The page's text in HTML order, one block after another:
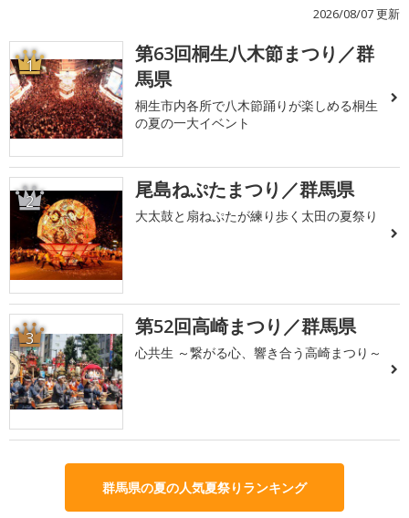
2026/08/07 更新
1
第63回桐生八木節まつり／群
馬県
桐生市内各所で八木節踊りが楽しめる桐生
の夏の一大イベント
2 尾島ねぷたまつり／群馬県
大太鼓と扇ねぷたが練り歩く太田の夏祭り
3 第52回高崎まつり／群馬県
心共生 ～繋がる心、響き合う高崎まつり～
群馬県の夏の人気夏祭りランキング